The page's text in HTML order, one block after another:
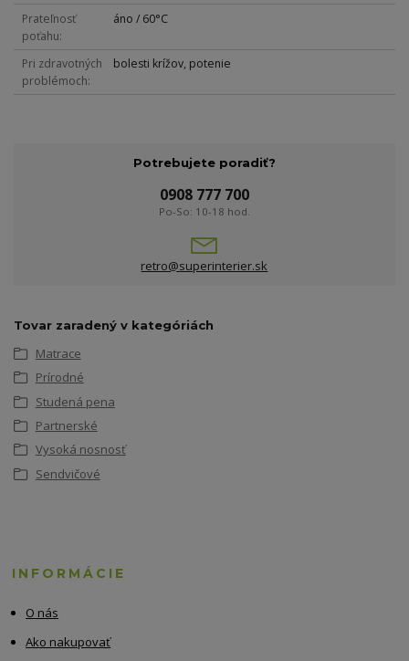
Prateľnosť
poťahu
áno / 60°C
Pri zdravotných
problémoch
bolesti krížov, potenie
Potrebujete poradiť?
0908 777 700
Po-So: 10-18 hod.
retro@superinterier.sk
Tovar zaradený v kategóriách
Matrace
Prírodné
Studená pena
Partnerské
Vysoká nosnosť
Sendvičové
INFORMÁCIE
O nás
Ako nakupovať